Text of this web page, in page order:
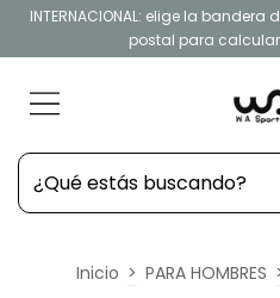
INTERNACIONAL: elige la
postal para
Inicio > PARA HOMBRES